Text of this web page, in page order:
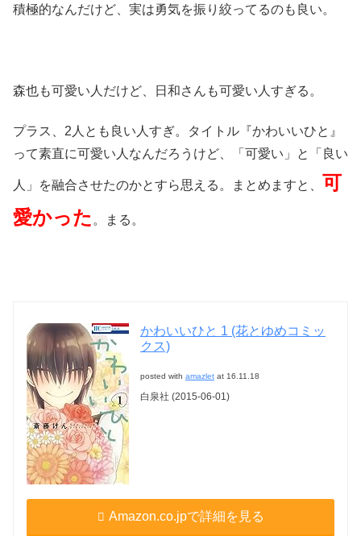
積極的なんだけど、実は勇気を振り絞ってるのも良い。
森也も可愛い人だけど、日和さんも可愛い人すぎる。
プラス、2人とも良い人すぎ。タイトル『かわいいひと』
って素直に可愛い人なんだろうけど、「可愛い」と「良い
人」を融合させたのかとすら思える。まとめますと、 可
愛かった 。まる。
かわいいひと 1 (花とゆめコミッ
クス)
posted with amazlet at 16.11.18
白泉社 (2015-06-01)
Amazon.co.jpで詳細を見る